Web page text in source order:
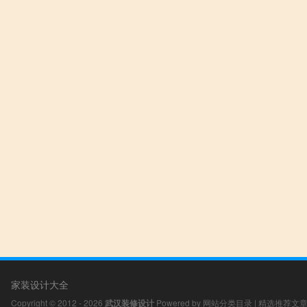
家装设计大全
Copyright © 2012 - 2026 武汉装修设计 Powered by 网站分类目录 | 精选推荐文章